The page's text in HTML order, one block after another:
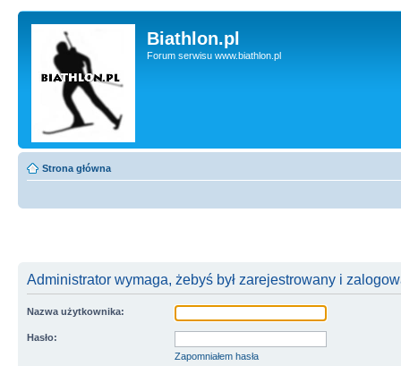
Biathlon.pl
Forum serwisu www.biathlon.pl
Strona główna
Administrator wymaga, żebyś był zarejestrowany i
Nazwa użytkownika:
Hasło:
Zapomniałem hasła